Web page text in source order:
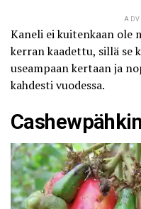
Kaneli ei kuitenkaan ole
kerran kaadettu, sillä se
useampaan kertaan ja
kahdesti vuodessa.